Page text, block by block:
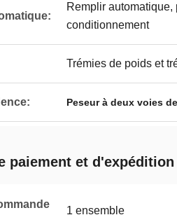
Remplir
conditionnement
Trémies de poids et
Peseur à deux voies
paiement et d'expédition
1 ensemble